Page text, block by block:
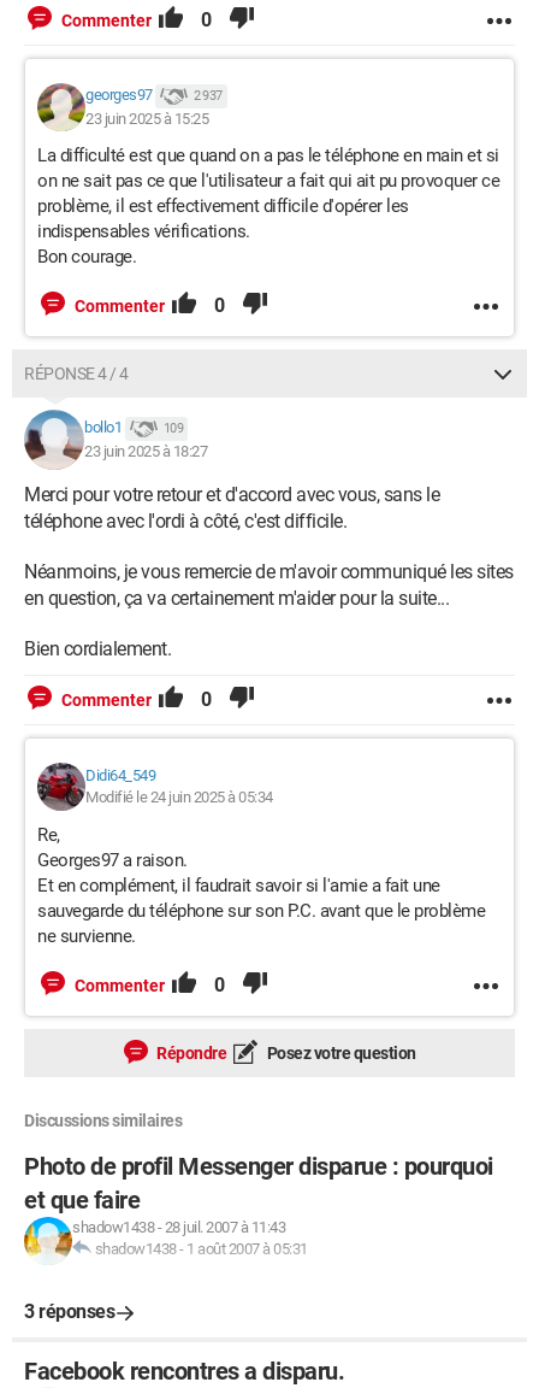
Commenter 0
georges97 2 937
23 juin 2025 à 15:25
La difficulté est que quand on a pas le téléphone en main et si
on ne sait pas ce que l'utilisateur a fait qui ait pu provoquer ce
problème, il est effectivement difficile d'opérer les
indispensables vérifications.
Bon courage.
Commenter 0
RÉPONSE 4 / 4
bollo1 109
23 juin 2025 à 18:27
Merci pour votre retour et d'accord avec vous, sans le
téléphone avec l'ordi à côté, c'est difficile.
Néanmoins, je vous remercie de m'avoir communiqué les sites
en question, ça va certainement m'aider pour la suite...
Bien cordialement.
Commenter 0
Didi64_549
Modifié le 24 juin 2025 à 05:34
Re,
Georges97 a raison.
Et en complément, il faudrait savoir si l'amie a fait une
sauvegarde du téléphone sur son P.C. avant que le problème
ne survienne.
Commenter 0
Répondre Posez votre question
Discussions similaires
Photo de profil Messenger disparue : pourquoi
et que faire
shadow1438-28 juil. 2007 à 11:43
shadow1438- 1 août 2007 à 05:31
3 réponses
Facebook rencontres a disparu.